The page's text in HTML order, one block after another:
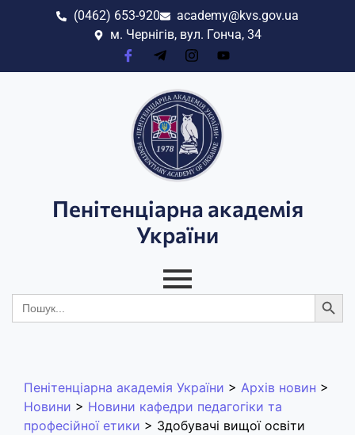
(0462) 653-920
academy@kvs.gov.ua
м. Чернігів, вул. Гонча, 34
Пенітенціарна академія
України
Search
for:
Пенітенціарна академія України > Архів новин >
Новини > Новини кафедри педагогіки та
професійної етики > Здобувачі вищої освіти